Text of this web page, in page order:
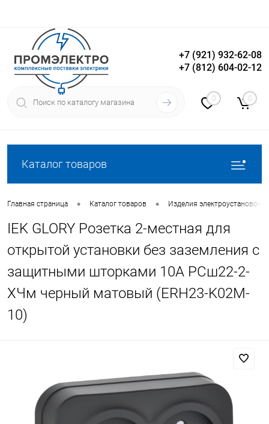
Вход Регистрация
+7 (921) 932-62-08
+7 (812) 604-02-12
0 0
Каталог товаров
Главная страница • Каталог товаров • Изделия
IEK GLORY Розетка 2-местная для
открытой установки без заземления с
защитными шторками 10А РСш22-2-
ХЧм черный матовый (ERH23-K02M-
10)